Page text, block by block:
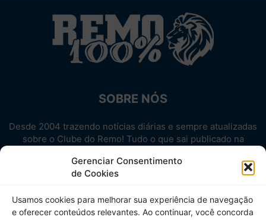
Gerenciar Consentimento
de Cookies
Usamos cookies para melhorar sua experiência de navegação
e oferecer conteúdos relevantes. Ao continuar, você concorda
SOBRE NÓS
Desde 2004 trazendo notícias diárias e sempre atualizadas
sobre o Clube do Remo! Tudo o que sai publicado na
Aproveite! Site não-oficial.
SIGA-NOS